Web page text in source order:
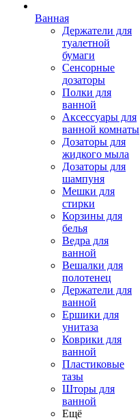
Ванная
Держатели для
туалетной
бумаги
Сенсорные
дозаторы
Полки для
ванной
Аксессуары для
ванной комнаты
Дозаторы для
жидкого мыла
Дозаторы для
шампуня
Мешки для
стирки
Корзины для
белья
Ведра для
ванной
Вешалки для
полотенец
Держатели для
ванной
Ершики для
унитаза
Коврики для
ванной
Пластиковые
тазы
Шторы для
ванной
Ещё